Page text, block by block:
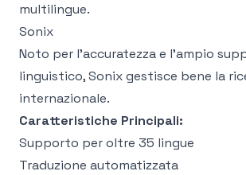
multilingue.
Sonix
Noto per l'accuratezza e l'ampio
linguistico, Sonix gestisce bene la
internazionale.
Caratteristiche Principali:
Supporto per oltre 35 lingue
Traduzione automatizzata